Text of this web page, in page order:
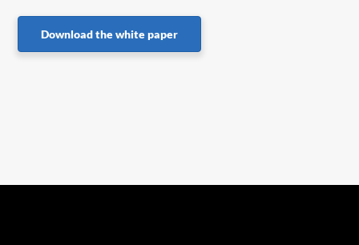
Download the white paper